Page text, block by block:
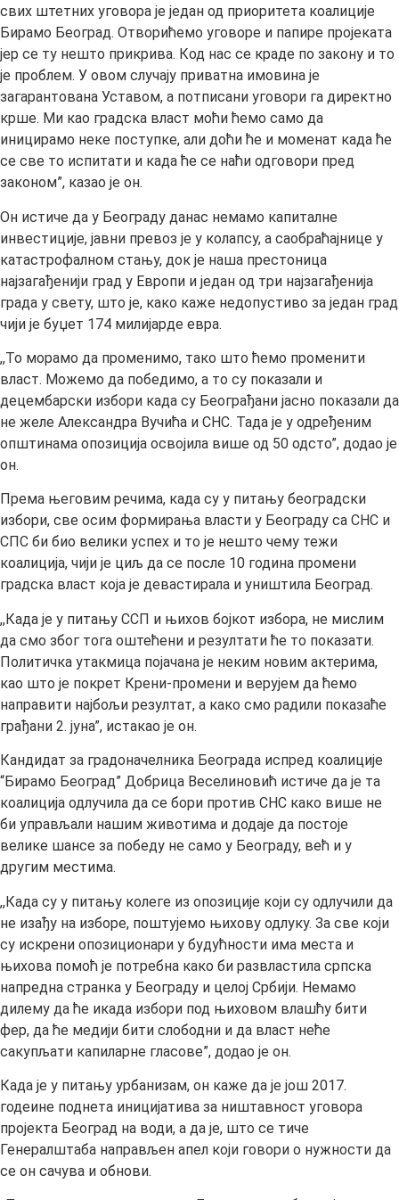
свих штетних уговора је један од приоритета коалиције
Бирамо Београд. Отворићемо уговоре и папире пројеката
јер се ту нешто прикрива. Код нас се краде по закону и то
је проблем. У овом случају приватна имовина је
загарантована Уставом, а потписани уговори га директно
крше. Ми као градска власт моћи ћемо само да
иницирамо неке поступке, али доћи ће и моменат када ће
се све то испитати и када ће се наћи одговори пред
законом”, казао је он.
Он истиче да у Београду данас немамо капиталне
инвестиције, јавни превоз је у колапсу, а саобраћајнице у
катастрофалном стању, док је наша престоница
најзагађенији град у Европи и један од три најзагађенија
града у свету, што је, како каже недопустиво за један град
чији је буџет 174 милијарде евра.
,,То морамо да променимо, тако што ћемо променити
власт. Можемо да победимо, а то су показали и
децембарски избори када су Београђани јасно показали да
не желе Александра Вучића и СНС. Тада је у одређеним
општинама опозиција освојила више од 50 одсто”, додао је
он.
Према његовим речима, када су у питању београдски
избори, све осим формирања власти у Београду са СНС и
СПС би био велики успех и то је нешто чему тежи
коалиција, чији је циљ да се после 10 година промени
градска власт која је девастирала и уништила Београд.
,,Када је у питању ССП и њихов бојкот избора, не мислим
да смо због тога оштећени и резултати ће то показати.
Политичка утакмица појачана је неким новим актерима,
као што је покрет Крени-промени и верујем да ћемо
направити најбољи резултат, а како смо радили показаће
грађани 2. јуна”, истакао је он.
Кандидат за градоначелника Београда испред коалиције
“Бирамо Београд” Добрица Веселиновић истиче да је та
коалиција одлучила да се бори против СНС како више не
би управљали нашим животима и додаје да постоје
велике шансе за победу не само у Београду, већ и у
другим местима.
,,Када су у питању колеге из опозиције који су одлучили да
не изађу на изборе, поштујемо њихову одлуку. За све који
су искрени опозиционари у будућности има места и
њихова помоћ је потребна како би развластила српска
напредна странка у Београду и целој Србији. Немамо
дилему да ће икада избори под њиховом влашћу бити
фер, да ће медији бити слободни и да власт неће
сакупљати капиларне гласове”, додао је он.
Када је у питању урбанизам, он каже да је још 2017.
годеине поднета иницијатива за ништавност уговора
пројекта Београд на води, а да је, што се тиче
Генералштаба направљен апел који говори о нужности да
се он сачува и обнови.